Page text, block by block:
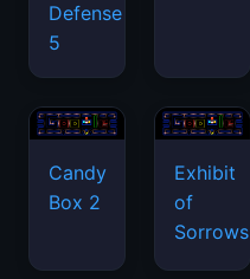
Defense
5
Candy
Box 2
Exhibit
of
Sorrows